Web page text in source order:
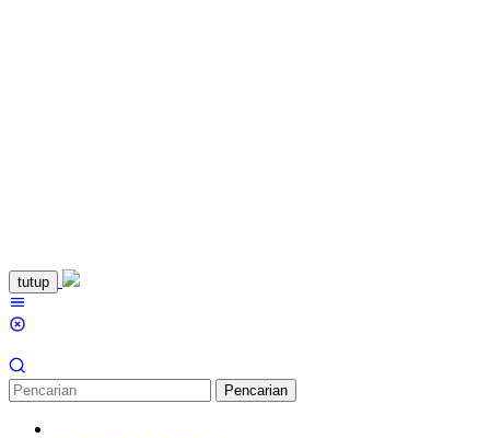
Loncat
ke
konten
tutup
Pencarian